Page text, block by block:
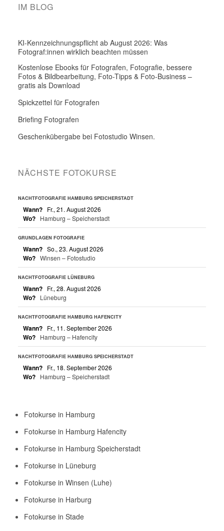
IM BLOG
KI-Kennzeichnungspflicht ab August 2026: Was
Fotograf:innen wirklich beachten müssen
Kostenlose Ebooks für Fotografen, Fotografie, bessere
Fotos & Bildbearbeitung, Foto-Tipps & Foto-Business –
gratis als Download
Spickzettel für Fotografen
Briefing Fotografen
Geschenkübergabe bei Fotostudio Winsen.
NÄCHSTE FOTOKURSE
NACHTFOTOGRAFIE HAMBURG SPEICHERSTADT
Wann? Fr., 21. August 2026
Wo? Hamburg – Speicherstadt
GRUNDLAGEN FOTOGRAFIE
Wann? So., 23. August 2026
Wo? Winsen – Fotostudio
NACHTFOTOGRAFIE LÜNEBURG
Wann? Fr., 28. August 2026
Wo? Lüneburg
NACHTFOTOGRAFIE HAMBURG HAFENCITY
Wann? Fr., 11. September 2026
Wo? Hamburg – Hafencity
NACHTFOTOGRAFIE HAMBURG SPEICHERSTADT
Wann? Fr., 18. September 2026
Wo? Hamburg – Speicherstadt
Fotokurse in Hamburg
Fotokurse in Hamburg Hafencity
Fotokurse in Hamburg Speicherstadt
Fotokurse in Lüneburg
Fotokurse in Winsen (Luhe)
Fotokurse in Harburg
Fotokurse in Stade